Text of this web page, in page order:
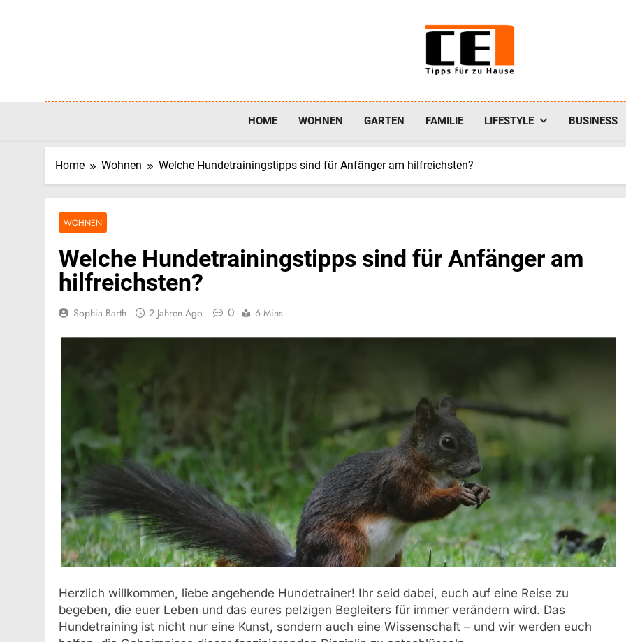
CE-1
HOME WOHNEN GARTEN FAMILIE LIFESTYLE BUSINESS
Home Wohnen Welche Hundetrainingstipps sind für Anfänger am hilfreichsten?
WOHNEN
Welche Hundetrainingstipps sind für Anfänger am
hilfreichsten?
Sophia Barth 2 Jahren Ago 0 6 Mins
Herzlich willkommen, liebe angehende Hundetrainer! Ihr seid dabei, euch auf eine Reise zu
begeben, die euer Leben und das eures pelzigen Begleiters für immer verändern wird. Das
Hundetraining ist nicht nur eine Kunst, sondern auch eine Wissenschaft – und wir werden euch